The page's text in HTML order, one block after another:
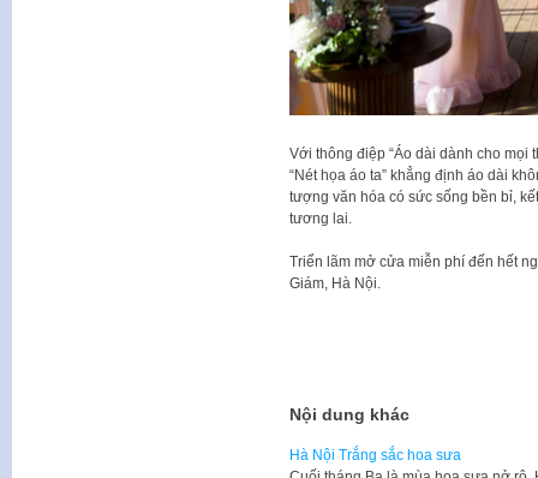
Với thông điệp “Áo dài dành cho mọi
“Nét họa áo ta” khẳng định áo dài
tượng văn hóa có sức sống bền bỉ,
tương lai.
Triển lãm mở cửa miễn phí đến hết
Giám, Hà Nội.
Nội dung khác
Hà Nội Trắng sắc hoa sưa